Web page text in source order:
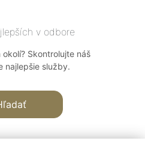
v odbore
Skontrolujte náš
najlepšie služby.